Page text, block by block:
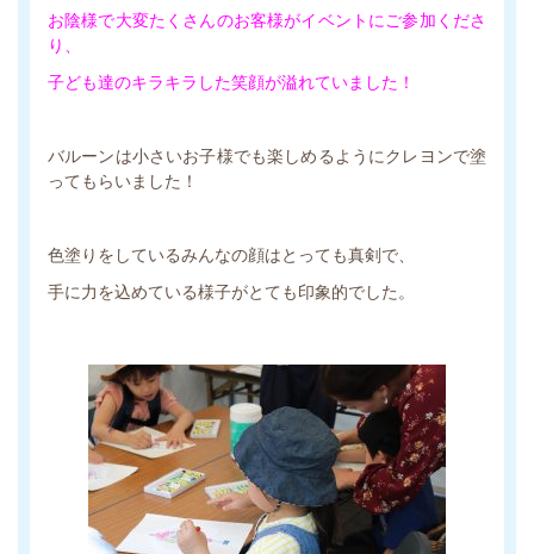
お陰様で大変たくさんのお客様がイベントにご参加くださ
り、
子ども達のキラキラした笑顔が溢れていました！
バルーンは小さいお子様でも楽しめるようにクレヨンで塗
ってもらいました！
色塗りをしているみんなの顔はとっても真剣で、
手に力を込めている様子がとても印象的でした。